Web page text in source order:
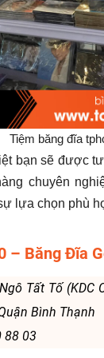
Tiệm băng đĩa
bạn sẽ được
chuyên
lựa chọn phù
– Băng Đĩa
Tất Tố (KDC
Bình Thạnh
88 03